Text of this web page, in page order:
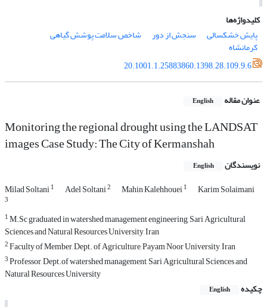
کلیدواژه‌ها
پایش خشکسالی
سنجش از دور شاخص سلامت پوشش گیاهی
کرمانشاه
20.1001.1.25883860.1398.28.109.9.6
عنوان مقاله English
Monitoring the regional drought using the LANDSAT
images Case Study: The City of Kermanshah
نویسندگان English
Milad Soltani1 Adel Soltani2 Mahin Kalehhouei1 Karim Solaimani
3
1M.Sc graduated in watershed management engineering, Sari Agricultural
Sciences and Natural Resources University, Iran
2Faculty of Member, Dept. of Agriculture, Payam Noor University, Iran
3Professor, Dept.of watershed management, Sari Agricultural Sciences and
Natural Resources University
چکیده
English